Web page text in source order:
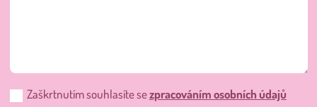
Zaškrtnutím souhlasíte sezpracováním osobních údajů